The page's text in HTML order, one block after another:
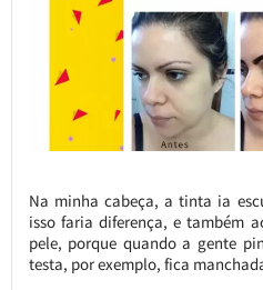
Na minha cabeça, a tinta ia
isso faria diferença, e também
pele, porque quando a gente
testa, por exemplo, fica